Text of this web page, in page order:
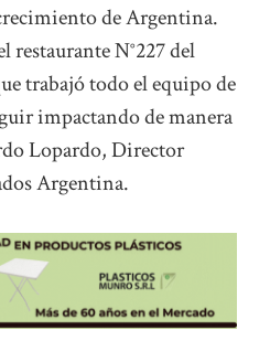
de Argentina.
restaurante N°227 del
trabajó todo el equipo de
impactando de manera
Lopardo, Director
Argentina.